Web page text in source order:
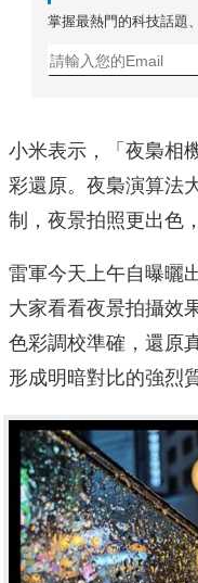
掌握最熱門的科技話題
小米表示，「夜梟相
彩還原。夜梟演算法
制，夜景拍照更出色
雷軍今天上午自曝曬
大家看看夜景拍攝效
色彩調校準確，還原
形成明暗對比的強烈